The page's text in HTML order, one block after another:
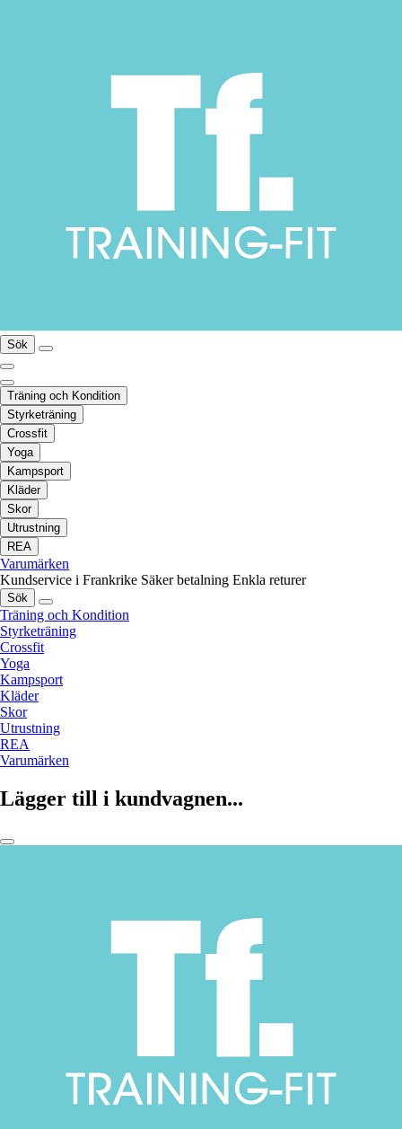
Sök
Träning och Kondition
Styrketräning
Crossfit
Yoga
Kampsport
Kläder
Skor
Utrustning
REA
Varumärken
Kundservice i Frankrike Säker betalning Enkla returer
Sök
Träning och Kondition
Styrketräning
Crossfit
Yoga
Kampsport
Kläder
Skor
Utrustning
REA
Varumärken
Lägger till i kundvagnen...